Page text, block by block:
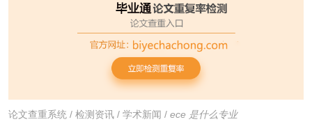
论文查重系统 / 检测资讯 / 学术新闻 / ece 是什么专业